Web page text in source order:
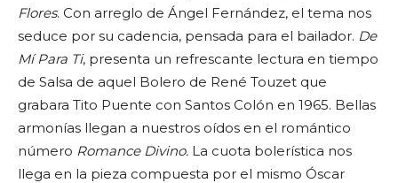
Flores. Con arreglo de Ángel Fernández, el tema nos
seduce por su cadencia, pensada para el bailador. De
Mí Para Ti, presenta un refrescante lectura en tiempo
de Salsa de aquel Bolero de René Touzet que
grabara Tito Puente con Santos Colón en 1965. Bellas
armonías llegan a nuestros oídos en el romántico
número Romance Divino. La cuota bolerística nos
llega en la pieza compuesta por el mismo Óscar